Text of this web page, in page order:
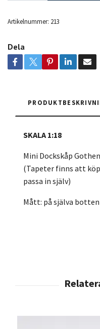
Artikelnummer: 213
Dela
SKALA 1:18
Mini Dockskåp
(Tapeter finns att
passa in själv)
Mått: på själva botten